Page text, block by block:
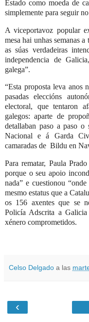
Estado como moeda de
simplemente para seguir
A viceportavoz popular
mesa hai unhas semanas
as súas verdadeiras
independencia de
galega”.
“Esta proposta leva anos
pasadas eleccións
electoral, que tentaron
galegos: aparte de
detallaban paso a paso o
Nacional e á Garda
camaradas de Bildu en
Para rematar, Paula
porque o seu apoio
nada” e cuestionou
mesmo estatus que a
os 156 axentes que se
Policía Adscrita a
xénero comprometidos.
Celso Delgado a las
‹